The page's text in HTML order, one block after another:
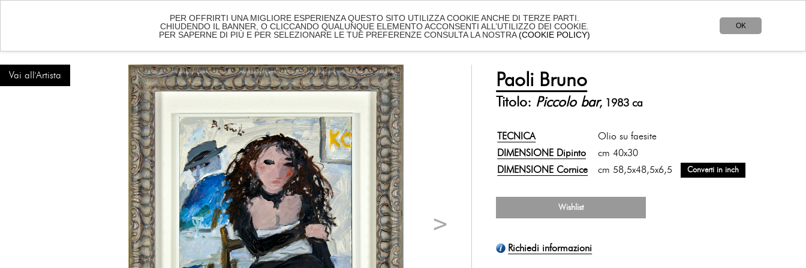
OK
PER OFFRIRTI UNA MIGLIORE ESPERIENZA QUESTO SITO UTILIZZA COOKIE ANCHE DI TERZE PARTI.
CHIUDENDO IL BANNER, O CLICCANDO QUALUNQUE ELEMENTO ACCONSENTI ALL’UTILIZZO DEI COOKIE.
PER SAPERNE DI PIÙ E PER SELEZIONARE LE TUE PREFERENZE CONSULTA LA NOSTRA(COOKIE POLICY)
HOME ARTISTI MOSTRE ONLINE EVENTI ABOUT DOVE SIAMO
Vai all'Artista Paoli Bruno
Titolo: Piccolo bar, 1983 ca
TECNICA
Olio su faesite
DIMENSIONE Dipinto
cm 40x30
DIMENSIONE Cornice
cm 58,5x48,5x6,5 Converti in inch
Wishlist
Richiedi informazioni